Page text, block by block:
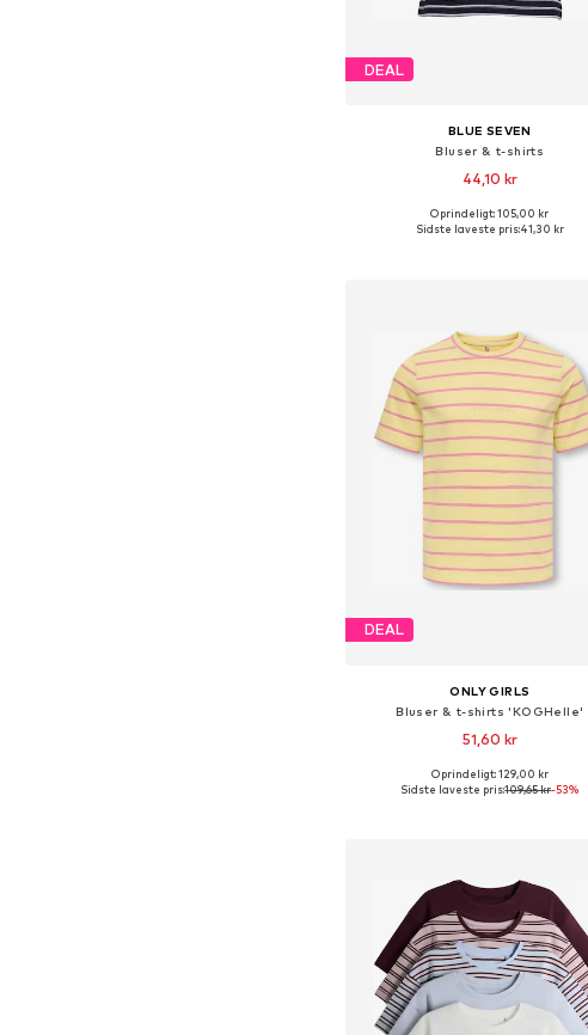
DEAL
BLUE SEVEN
Bluser & t-shirts
44,10 kr
Oprindeligt: 105,00 kr
Sidste laveste pris:41,30 kr
DEAL
ONLY GIRLS
Bluser & t-shirts 'KOGHelle'
51,60 kr
Tilgængelige størrelser: 134-140
Oprindeligt: 129,00 kr
Sidste laveste pris:109,65 kr-53%